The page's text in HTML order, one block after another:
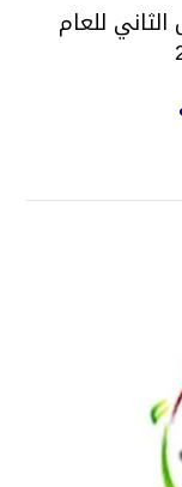
الثاني للعام